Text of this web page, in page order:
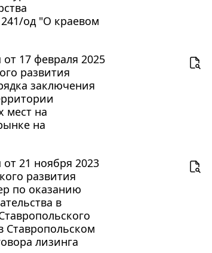
241/од "О краевом
17 февраля 2025
развития
заключения
мест на
на
21 ноября 2023
развития
по оказанию
в
Ставропольском
лизинга